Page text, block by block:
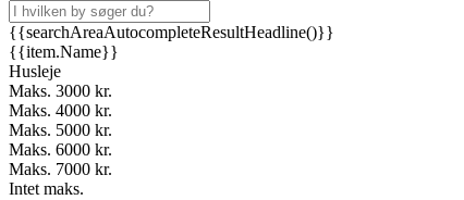
{{searchAreaAutocompleteResultHeadline()}}
{{item.Name}}
Husleje
Maks. 3000 kr.
Maks. 4000 kr.
Maks. 5000 kr.
Maks. 6000 kr.
Maks. 7000 kr.
Intet maks.